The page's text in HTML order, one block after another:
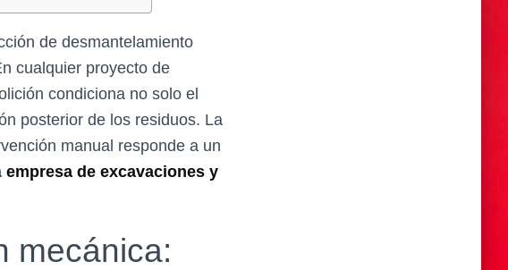
de desmantelamiento
cualquier proyecto de
condiciona no solo el
posterior de los residuos. La
manual responde a un
empresa de excavaciones y
mecánica: